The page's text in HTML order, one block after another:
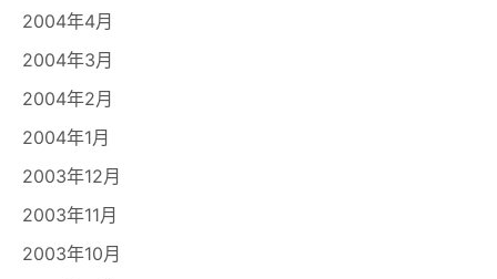
2004年4月
2004年3月
2004年2月
2004年1月
2003年12月
2003年11月
2003年10月